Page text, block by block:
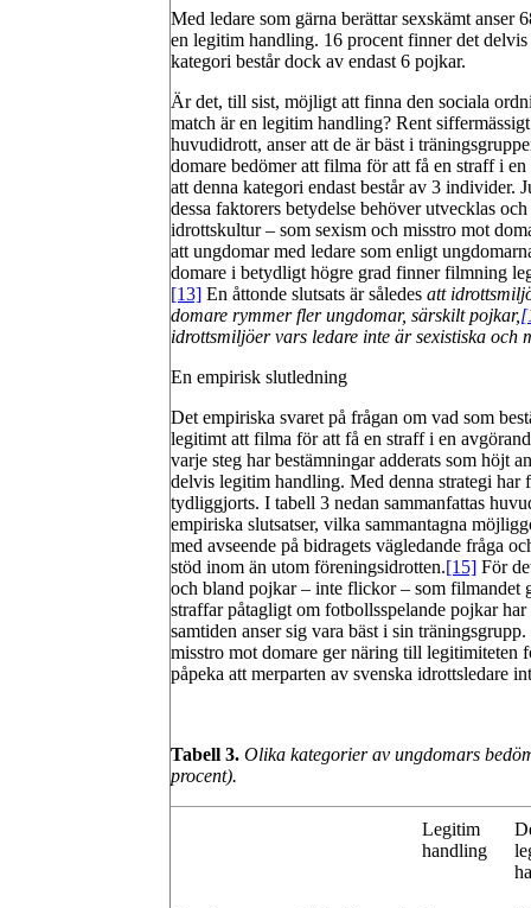
Med ledare som gärna berättar sexskämt
en legitim handling. 16 procent finner det
kategori består dock av endast 6 pojkar.
Är det, till sist, möjligt att finna den sociala
match är en legitim handling? Rent
huvudidrott, anser att de är bäst i
domare bedömer att filma för att få en straff i
att denna kategori endast består av 3 individer.
dessa faktorers betydelse behöver utvecklas
idrottskultur – som sexism och misstro mot
att ungdomar med ledare som enligt
domare i betydligt högre grad finner filmning
[13] En åttonde slutsats är således att
domare rymmer fler ungdomar, särskilt pojkar,
idrottsmiljöer vars ledare inte är sexistiska och
En empirisk slutledning
Det empiriska svaret på frågan om vad som
legitimt att filma för att få en straff i en
varje steg har bestämningar adderats som höjt
delvis legitim handling. Med denna strategi har
tydliggjorts. I tabell 3 nedan sammanfattas
empiriska slutsatser, vilka sammantagna
med avseende på bidragets vägledande fråga
stöd inom än utom föreningsidrotten.[15] För
och bland pojkar – inte flickor – som filmandet
straffar påtagligt om fotbollsspelande pojkar
samtiden anser sig vara bäst i sin
misstro mot domare ger näring till legitimiteten
påpeka att merparten av svenska idrottsledare
Tabell 3. Olika kategorier av ungdomars
procent).
Legitim
handling